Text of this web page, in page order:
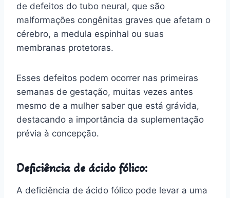
de defeitos do tubo neural, que são
malformações congênitas graves que afetam o
cérebro, a medula espinhal ou suas
membranas protetoras.
Esses defeitos podem ocorrer nas primeiras
semanas de gestação, muitas vezes antes
mesmo de a mulher saber que está grávida,
destacando a importância da suplementação
prévia à concepção.
Deficiência de ácido fólico:
A deficiência de ácido fólico pode levar a uma